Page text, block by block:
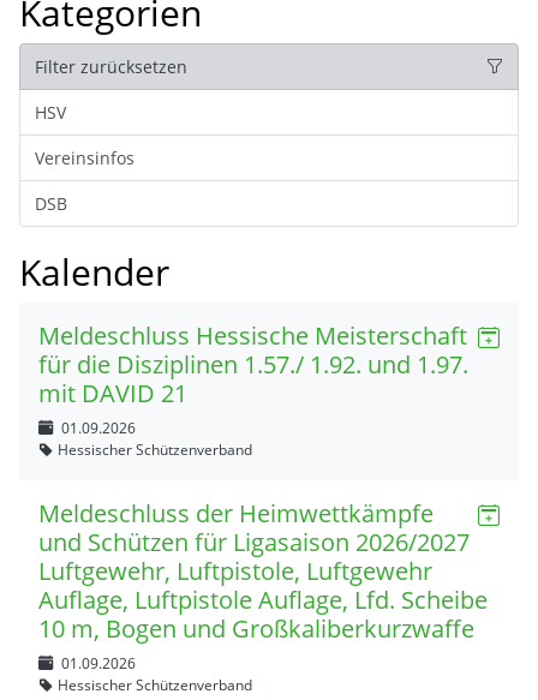
Kategorien
Filter zurücksetzen
HSV
Vereinsinfos
DSB
Kalender
Meldeschluss Hessische Meisterschaft
für die Disziplinen 1.57./ 1.92. und 1.97.
mit DAVID 21
01.09.2026
Hessischer Schützenverband
Meldeschluss der Heimwettkämpfe
und Schützen für Ligasaison 2026/2027
Luftgewehr, Luftpistole, Luftgewehr
Auflage, Luftpistole Auflage, Lfd. Scheibe
10 m, Bogen und Großkaliberkurzwaffe
01.09.2026
Hessischer Schützenverband